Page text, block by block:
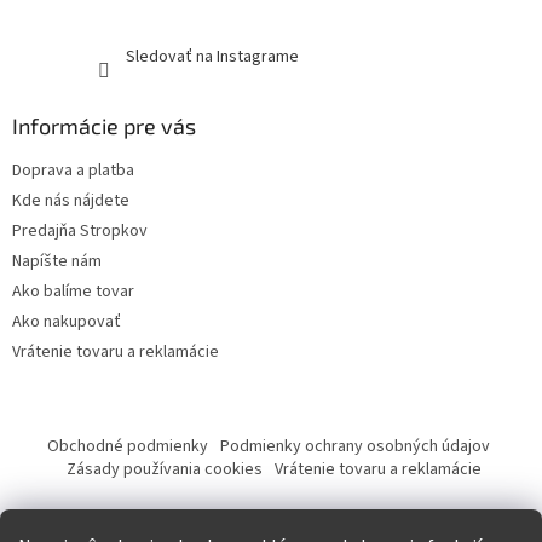
Sledovať na Instagrame
Informácie pre vás
Doprava a platba
Kde nás nájdete
Predajňa Stropkov
Napíšte nám
Ako balíme tovar
Ako nakupovať
Vrátenie tovaru a reklamácie
Obchodné podmienky Podmienky ochrany osobných údajov
Zásady používania cookies Vrátenie tovaru a reklamácie
Tvorba eshopu a SEO optimalizácia